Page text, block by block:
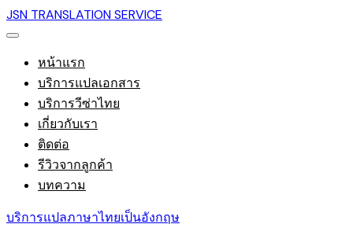
JSN TRANSLATION SERVICE
หน้าแรก
บริการแปลเอกสาร
บริการวีซ่าไทย
เกี่ยวกับเรา
ติดต่อ
รีวิวจากลูกค้า
บทความ
บริการแปลภาษาไทยเป็นอังกฤษ